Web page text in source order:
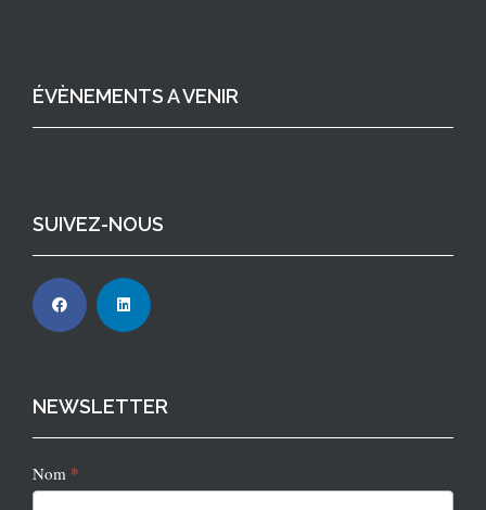
ÉVÈNEMENTS A VENIR
SUIVEZ-NOUS
NEWSLETTER
Newsletter
2
Nom *